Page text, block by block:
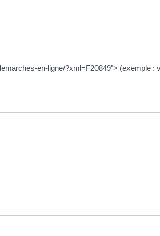
en-ligne/?xml=F20849"> (exemple :